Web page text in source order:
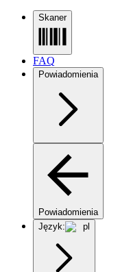
Skaner
FAQ
Powiadomienia
Powiadomienia
Język:
pl